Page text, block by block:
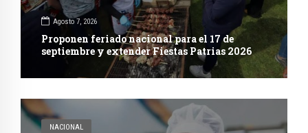
Agosto 7, 2026
Proponen feriado nacional para el 17 de
septiembre y extender Fiestas Patrias 2026
NACIONAL